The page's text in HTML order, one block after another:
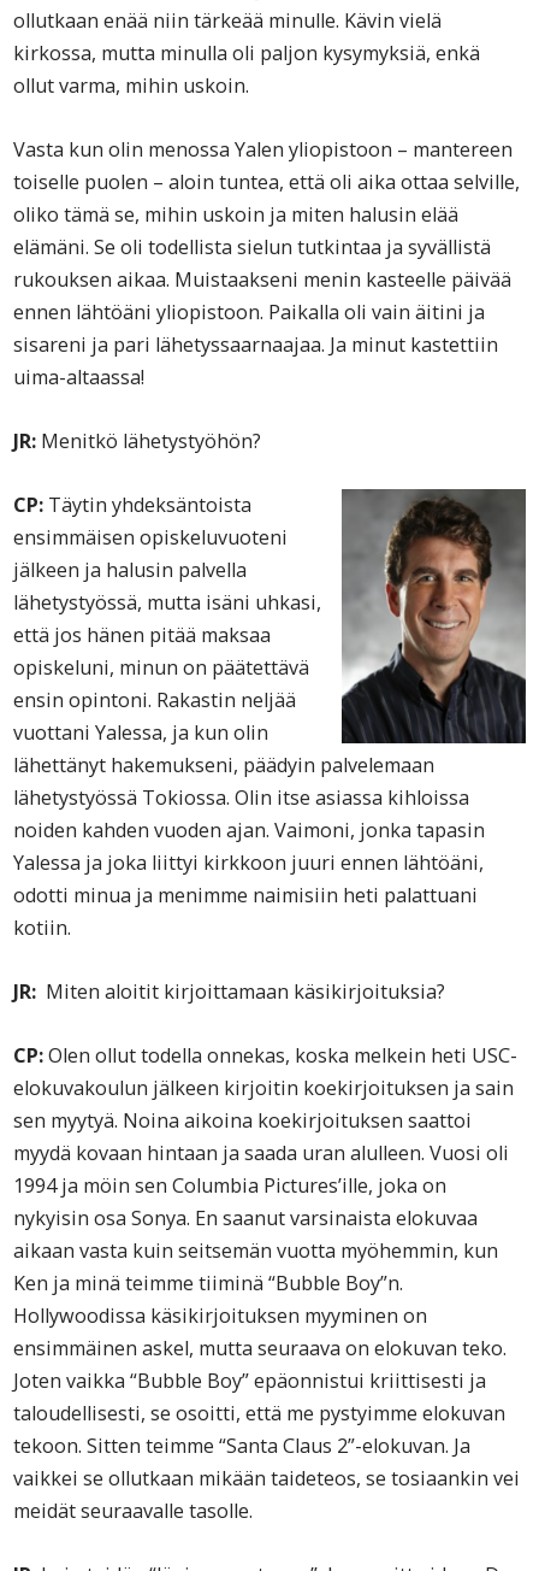
ollutkaan enää niin tärkeää minulle. Kävin vielä
kirkossa, mutta minulla oli paljon kysymyksiä, enkä
ollut varma, mihin uskoin.
Vasta kun olin menossa Yalen yliopistoon – mantereen
toiselle puolen – aloin tuntea, että oli aika ottaa selville,
oliko tämä se, mihin uskoin ja miten halusin elää
elämäni. Se oli todellista sielun tutkintaa ja syvällistä
rukouksen aikaa. Muistaakseni menin kasteelle päivää
ennen lähtöäni yliopistoon. Paikalla oli vain äitini ja
sisareni ja pari lähetyssaarnaajaa. Ja minut kastettiin
uima-altaassa!
JR: Menitkö lähetystyöhön?
CP: Täytin yhdeksäntoista
ensimmäisen opiskeluvuoteni
jälkeen ja halusin palvella
lähetystyössä, mutta isäni uhkasi,
että jos hänen pitää maksaa
opiskeluni, minun on päätettävä
ensin opintoni. Rakastin neljää
vuottani Yalessa, ja kun olin
lähettänyt hakemukseni, päädyin palvelemaan
lähetystyössä Tokiossa. Olin itse asiassa kihloissa
noiden kahden vuoden ajan. Vaimoni, jonka tapasin
Yalessa ja joka liittyi kirkkoon juuri ennen lähtöäni,
odotti minua ja menimme naimisiin heti palattuani
kotiin.
JR: Miten aloitit kirjoittamaan käsikirjoituksia?
CP:Olen ollut todella onnekas, koska melkein heti USC-
elokuvakoulun jälkeen kirjoitin koekirjoituksen ja sain
sen myytyä. Noina aikoina koekirjoituksen saattoi
myydä kovaan hintaan ja saada uran alulleen. Vuosi oli
1994 ja möin sen Columbia Pictures’ille, joka on
nykyisin osa Sonya. En saanut varsinaista elokuvaa
aikaan vasta kuin seitsemän vuotta myöhemmin, kun
Ken ja minä teimme tiiminä “Bubble Boy”n.
Hollywoodissa käsikirjoituksen myyminen on
ensimmäinen askel, mutta seuraava on elokuvan teko.
Joten vaikka “Bubble Boy” epäonnistui kriittisesti ja
taloudellisesti, se osoitti, että me pystyimme elokuvan
tekoon. Sitten teimme “Santa Claus 2”-elokuvan. Ja
vaikkei se ollutkaan mikään taideteos, se tosiaankin vei
meidät seuraavalle tasolle.